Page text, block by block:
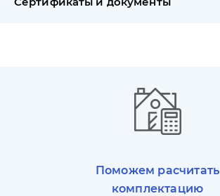
Поможем расчитать
комплектацию